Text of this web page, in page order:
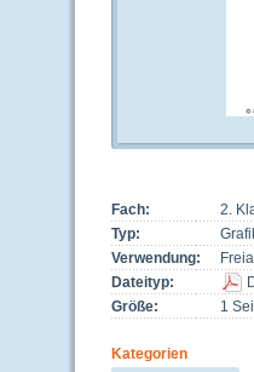
Fach:
2.
Typ:
Verwendung:
Dateityp:
Größe:
1
Kategorien